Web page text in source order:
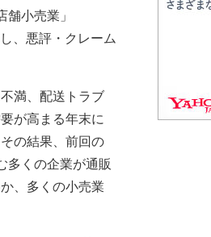
小売業」
、悪評・クレーム
満、配送トラブ
が高まる年末に
の結果、前回の
多くの企業が通販
、多くの小売業